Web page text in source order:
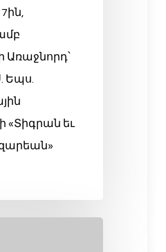
Առաջնորդ՝
Եպս.
«Տիգրան եւ